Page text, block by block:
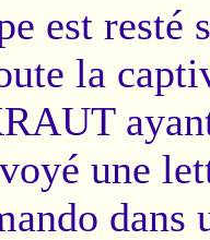
est resté
la
une